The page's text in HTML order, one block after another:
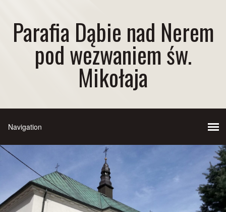
Parafia Dąbie nad Nerem
pod wezwaniem św.
Mikołaja